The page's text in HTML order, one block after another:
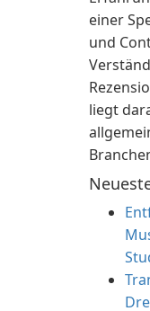
einer
und
liegt